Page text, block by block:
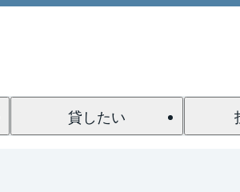
貸したい